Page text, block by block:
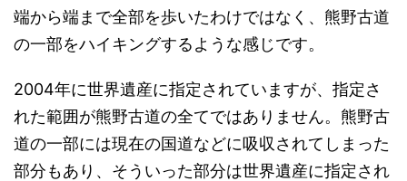
端から端まで全部を歩いたわけではなく、熊野古道
の一部をハイキングするような感じです。
2004年に世界遺産に指定されていますが、指定さ
れた範囲が熊野古道の全てではありません。熊野古
道の一部には現在の国道などに吸収されてしまった
部分もあり、そういった部分は世界遺産に指定され